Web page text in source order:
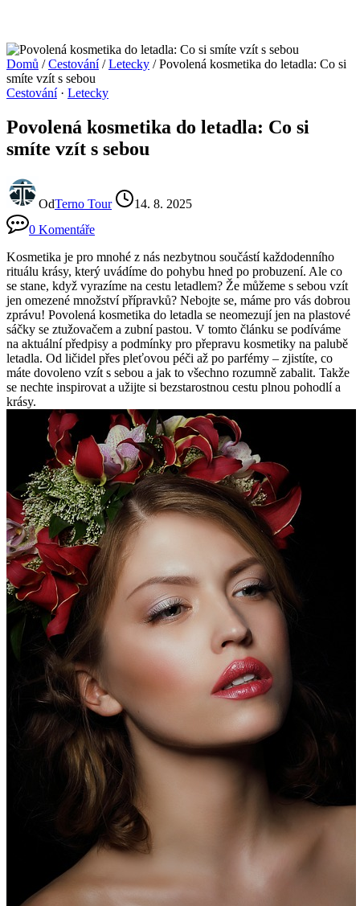
Domů / Cestování / Letecky / Povolená kosmetika do letadla: Co si
smíte vzít s sebou
Cestování· Letecky
Povolená kosmetika do letadla: Co si
smíte vzít s sebou
OdTerno Tour
14. 8. 2025
0 Komentáře
Kosmetika je pro mnohé z nás nezbytnou součástí každodenního
rituálu krásy, který uvádíme do pohybu hned po probuzení. Ale co
se stane, když vyrazíme na cestu letadlem? Že můžeme s sebou vzít
jen omezené množství přípravků? Nebojte se, máme pro vás dobrou
zprávu! Povolená kosmetika do letadla se neomezují jen na plastové
sáčky se ztužovačem a zubní pastou. V tomto článku se podíváme
na aktuální předpisy a podmínky pro přepravu kosmetiky na palubě
letadla. Od ličidel přes pleťovou péči až po parfémy – zjistíte, co
máte dovoleno vzít s sebou a jak to všechno rozumně zabalit. Takže
se nechte inspirovat a užijte si bezstarostnou cestu plnou pohodlí a
krásy.